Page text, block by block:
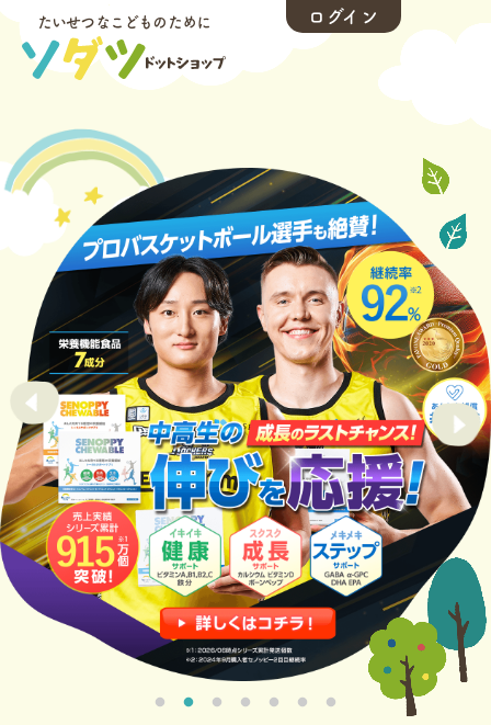
ログイン
たいせつなこどものために